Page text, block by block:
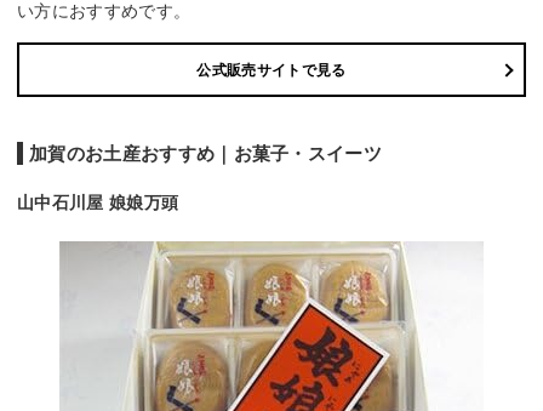
い方におすすめです。
公式販売サイトで見る
加賀のお土産おすすめ｜お菓子・スイーツ
山中石川屋 娘娘万頭